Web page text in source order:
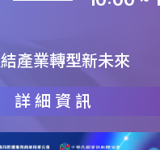
產業轉型新未來
詳細資訊